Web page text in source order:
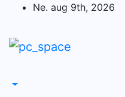
content
Ne. aug 9th, 2026